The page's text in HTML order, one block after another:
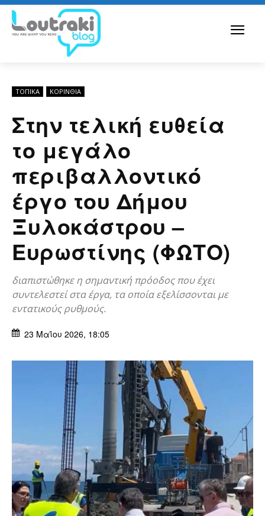
ΤΟΠΙΚΑ ΚΟΡΙΝΘΊΑ
Στην τελική ευθεία
το μεγάλο
περιβαλλοντικό
έργο του Δήμου
Ξυλοκάστρου –
Ευρωστίνης (ΦΩΤΟ)
διαπιστώθηκε η σημαντική πρόοδος που έχει
συντελεστεί στα έργα, τα οποία εξελίσσονται με
εντατικούς ρυθμούς.
23 Μαΐου 2026, 18:05